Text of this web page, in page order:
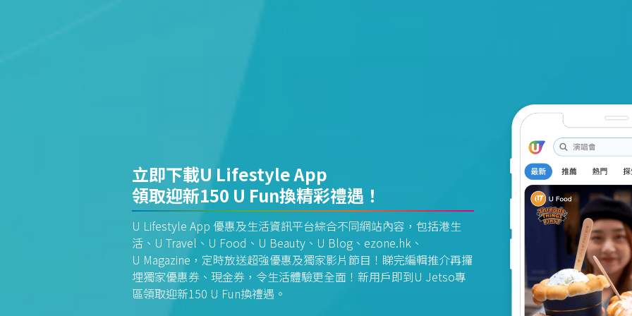
立即下載U Lifestyle App
領取迎新150 U Fun換精彩禮遇！
U Lifestyle App 優惠及生活資訊平台綜合不同網站內容，包括港生
活、U Travel、U Food、U Beauty、U Blog、ezone.hk、
U Magazine，定時放送超強優惠及獨家影片節目！睇完編輯推介再攞
埋獨家優惠券、現金券，令生活體驗更全面！新用戶即到U Jetso專
區領取迎新150 U Fun換禮遇。